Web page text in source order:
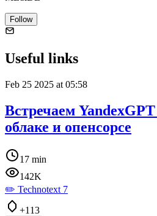
Follow
Useful links
Feb 25 2025 at 05:58
Встречаем
облаке и опенсорсе
17 min
142K
✏️ Technotext 7
+113